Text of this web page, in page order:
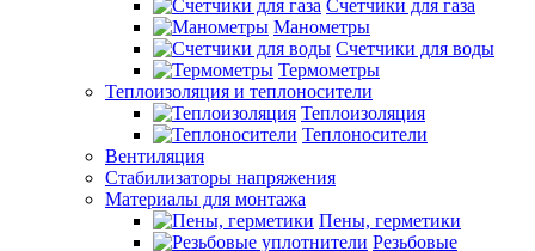
Счетчики для газа
Манометры
Счетчики для воды
Термометры
Теплоизоляция и теплоносители
Теплоизоляция
Теплоносители
Вентиляция
Стабилизаторы напряжения
Материалы для монтажа
Пены, герметики
Резьбовые